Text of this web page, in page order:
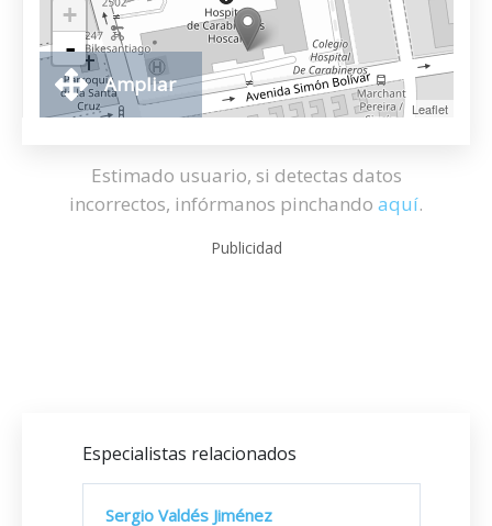
+
-
Leaflet
Ampliar
Estimado usuario, si detectas datos
incorrectos, infórmanos pinchando aquí.
Publicidad
Especialistas relacionados
Sergio Valdés Jiménez